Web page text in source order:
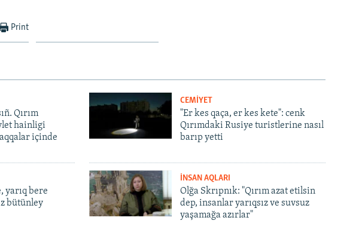
Print
Qırım
hainligi
içinde
CEMİYET
"Er kes qaça, er kes kete": cenk
Qırımdaki Rusiye turistlerine nasıl
barıp yetti
yarıq bere
bütünley
İNSAN AQLARI
Olğa Skrıpnık: "Qırım azat etilsin
dep, insanlar yarıqsız ve suvsuz
yaşamağa azırlar"